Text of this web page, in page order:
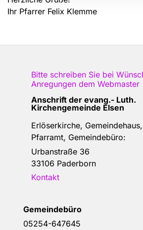
Ihr Pfarrer Felix Klemme
Bitte schreiben Sie bei
Anregungen dem Webmaster
Anschrift der evang.- Luth.
Kirchengemeinde Elsen
Erlöserkirche, Gemeindehaus,
Pfarramt, Gemeindebüro:
Urbanstraße 36
33106 Paderborn
Kontakt
Gemeindebüro
05254-647645